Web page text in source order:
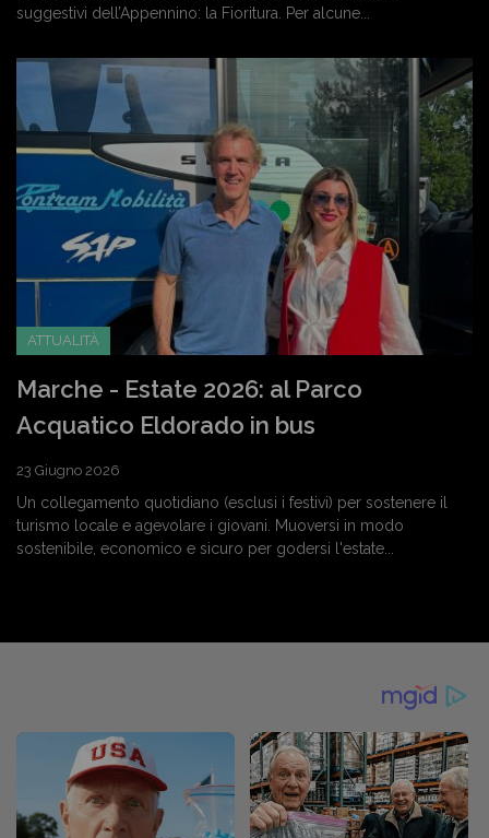
suggestivi dell’Appennino: la Fioritura. Per alcune...
ATTUALITÀ
Marche - Estate 2026: al Parco
Acquatico Eldorado in bus
23 Giugno 2026
Un collegamento quotidiano (esclusi i festivi) per sostenere il
turismo locale e agevolare i giovani. Muoversi in modo
sostenibile, economico e sicuro per godersi l'estate...